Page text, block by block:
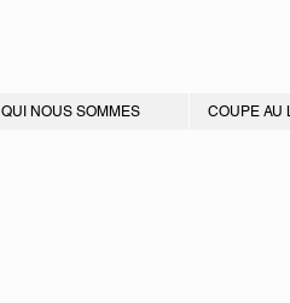
QUI NOUS SOMMES COUPE AU